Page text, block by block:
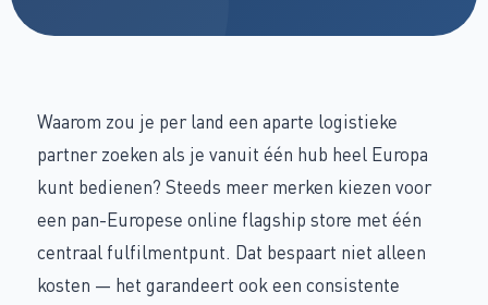
Waarom zou je per land een aparte logistieke
partner zoeken als je vanuit één hub heel Europa
kunt bedienen? Steeds meer merken kiezen voor
een pan-Europese online flagship store met één
centraal fulfilmentpunt. Dat bespaart niet alleen
kosten — het garandeert ook een consistente